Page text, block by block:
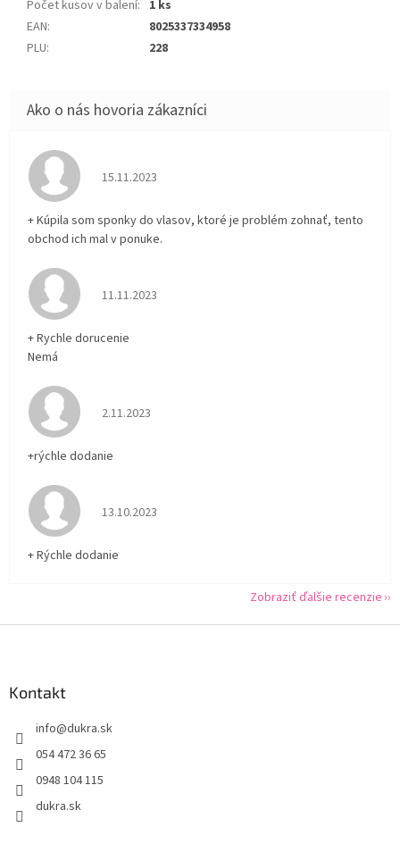
Počet kusov v balení: 1 ks
EAN:
8025337334958
PLU: 228
Hodnotenie obchodu je 5 z 5 hviezdičiek.
15.11.2023
+ Kúpila som sponky do vlasov, ktoré je problém zohnať, tento
obchod ich mal v ponuke.
Hodnotenie obchodu je 5 z 5 hviezdičiek.
11.11.2023
+ Rychle dorucenie
Nemá
Hodnotenie obchodu je 5 z 5 hviezdičiek.
2.11.2023
+rýchle dodanie
Hodnotenie obchodu je 5 z 5 hviezdičiek.
13.10.2023
+ Rýchle dodanie
Zobraziť ďalšie recenzie
Kontakt
info@dukra.sk
054 472 36 65
0948 104 115
dukra.sk